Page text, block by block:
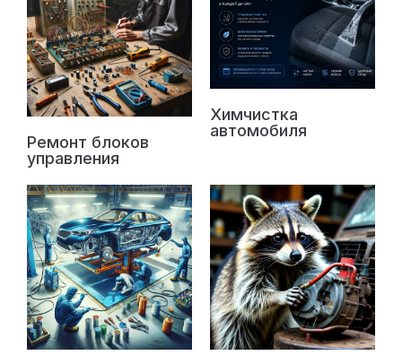
Ремонт блоков
управления
Химчистка
автомобиля